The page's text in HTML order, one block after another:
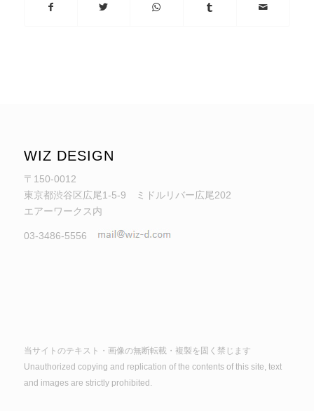
WIZ DESIGN
〒150-0012
東京都渋谷区広尾1-5-9 ミドルリバー広尾202
エアーワークス内
03-3486-5556
当サイトのテキスト・画像の無断転載・複製を固く禁じます
Unauthorized copying and replication of the contents of this site, text
and images are strictly prohibited.